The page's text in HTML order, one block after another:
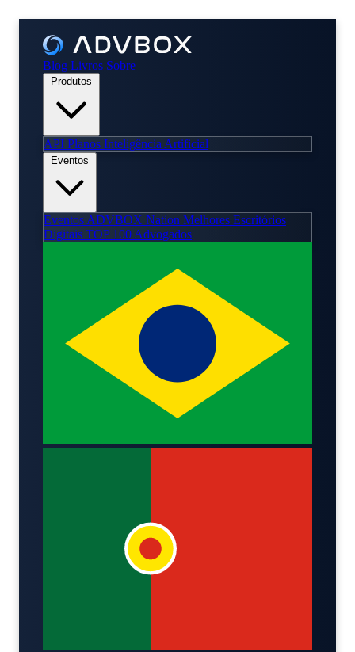
Blog Livros Sobre
Produtos
API Planos Inteligência Artificial
Eventos
Eventos ADVBOX Nation Melhores Escritórios
Digitais TOP 100 Advogados